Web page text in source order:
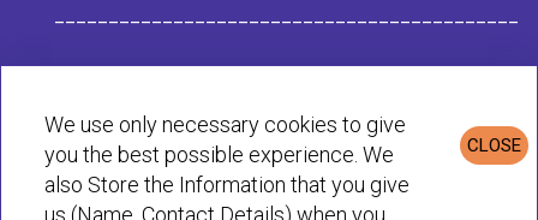
Política de Privacidad & Cookies
CLOSE
We use only necessary cookies to give
you the best possible experience. We
also Store the Information that you give
us (Name, Contact Details) when you